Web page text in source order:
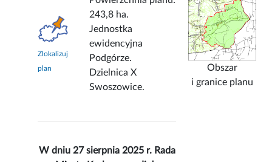
Zlokalizuj
plan
243,8 ha.
Jednostka
ewidencyjna
Podgórze.
Dzielnica X
Swoszowice.
W dniu 27 sierpnia 2025 r. Rada
Obszar
i granice planu